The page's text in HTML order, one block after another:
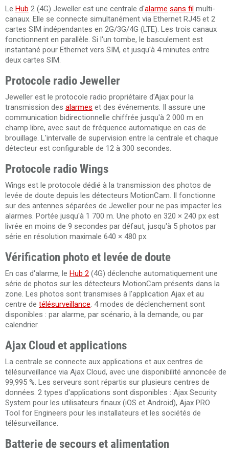
Le Hub 2 (4G) Jeweller est une centrale d'alarme sans fil multi-
canaux. Elle se connecte simultanément via Ethernet RJ45 et 2
cartes SIM indépendantes en 2G/3G/4G (LTE). Les trois canaux
fonctionnent en parallèle. Si l'un tombe, le basculement est
instantané pour Ethernet vers SIM, et jusqu'à 4 minutes entre
deux cartes SIM.
Protocole radio Jeweller
Jeweller est le protocole radio propriétaire d'Ajax pour la
transmission des alarmes et des événements. Il assure une
communication bidirectionnelle chiffrée jusqu'à 2 000 m en
champ libre, avec saut de fréquence automatique en cas de
brouillage. L'intervalle de supervision entre la centrale et chaque
détecteur est configurable de 12 à 300 secondes.
Protocole radio Wings
Wings est le protocole dédié à la transmission des photos de
levée de doute depuis les détecteurs MotionCam. Il fonctionne
sur des antennes séparées de Jeweller pour ne pas impacter les
alarmes. Portée jusqu'à 1 700 m. Une photo en 320 × 240 px est
livrée en moins de 9 secondes par défaut, jusqu'à 5 photos par
série en résolution maximale 640 × 480 px.
Vérification photo et levée de doute
En cas d'alarme, le Hub 2 (4G) déclenche automatiquement une
série de photos sur les détecteurs MotionCam présents dans la
zone. Les photos sont transmises à l'application Ajax et au
centre de télésurveillance. 4 modes de déclenchement sont
disponibles : par alarme, par scénario, à la demande, ou par
calendrier.
Ajax Cloud et applications
La centrale se connecte aux applications et aux centres de
télésurveillance via Ajax Cloud, avec une disponibilité annoncée de
99,995 %. Les serveurs sont répartis sur plusieurs centres de
données. 2 types d'applications sont disponibles : Ajax Security
System pour les utilisateurs finaux (iOS et Android), Ajax PRO
Tool for Engineers pour les installateurs et les sociétés de
télésurveillance.
Batterie de secours et alimentation